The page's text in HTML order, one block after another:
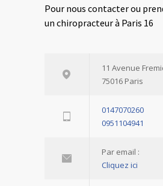
Pour nous contacter ou
un chiropracteur à Paris 16
11 Avenue
75016 Paris
0147070260
0951104941
Par email :
Cliquez ici